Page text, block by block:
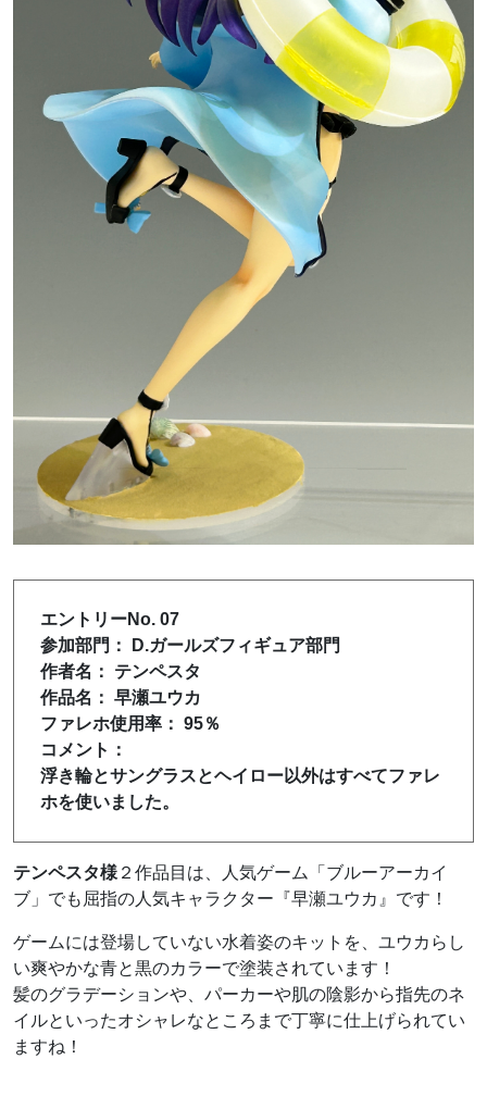
エントリーNo. 07
参加部門： D.ガールズフィギュア部門
作者名： テンペスタ
作品名： 早瀬ユウカ
ファレホ使用率： 95％
コメント：
浮き輪とサングラスとヘイロー以外はすべてファレ
ホを使いました。
テンペスタ様 ２作品目は、人気ゲーム「ブルーアーカイ
ブ」でも屈指の人気キャラクター『早瀬ユウカ』です！
ゲームには登場していない水着姿のキットを、ユウカらし
い爽やかな青と黒のカラーで塗装されています！
髪のグラデーションや、パーカーや肌の陰影から指先のネ
イルといったオシャレなところまで丁寧に仕上げられてい
ますね！